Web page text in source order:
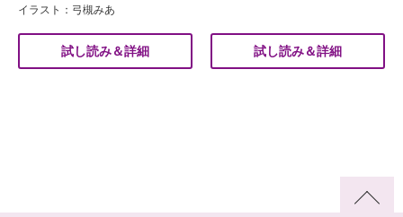
イラスト：弓槻みあ
試し読み＆詳細 試し読み＆詳細